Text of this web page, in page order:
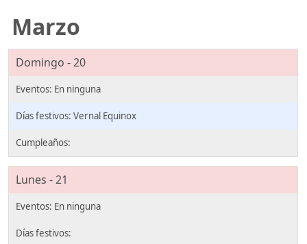
Marzo
Domingo - 20
Vernal Equinox
Lunes - 21